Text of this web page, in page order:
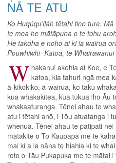
NĀ TE ATU
Ko Huqúqu’lláh tētahi tino ture.
te mea he mātāpuna o te tohu
He takoha e noho ai ki ia wairua
Pouwhiwhi- Katoa, te
W hakanui akehia ai Koe, e
katoa, kia tahuri ngā mea
ā-kikokiko, ā-wairua, ko taku
kua whakakitea, kua tukua iho Āu
whakaaturanga. Tēnei ahau te
atu i tētahi anō, i Tōu atuatanga i
whenua. Tēnei ahau te patipati
matakite o Tō Kaupapa me te
mai ki a ia nāna te hiahia ki te
roto o Tāu Pukapuka me te mātai